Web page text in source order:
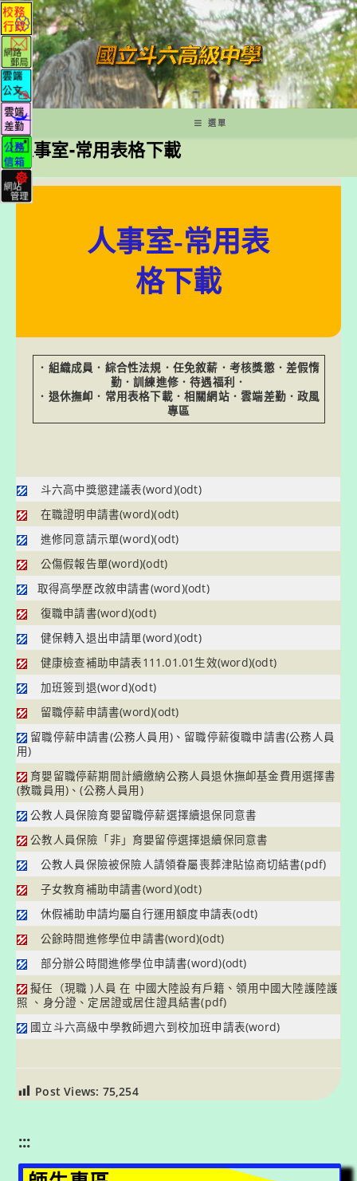
跳
轉
至
主
要
內
容
選單
人事室-常用表格下載
人事室-常用表
格下載
． 組織成員 ． 綜合性法規 ． 任免敘薪 ． 考核獎懲． 差假惰
勤．訓練進修 ．待遇福利 ．
． 退休撫卹 ． 常用表格下載．相關網站．雲端差勤．政風
專區
斗六高中獎懲建議表(word)(odt)
在職證明申請書(word)(odt)
進修同意請示單(word)(odt)
公傷假報告單(word)(odt)
取得高學歷改敘申請書(word)(odt)
復職申請書(word)(odt)
健保轉入退出申請單(word)(odt)
健康檢查補助申請表111.01.01生效(word)(odt)
加班簽到退(word)(odt)
留職停薪申請書(word)(odt)
留職停薪申請書(公務人員用) 、 留職停薪復職申請書(公務人員
用)
育嬰留職停薪期間計續繳納公務人員退休撫卹基金費用選擇書
(教職員用) 、(公務人員用)
公教人員保險育嬰留職停薪選擇續退保同意書
公教人員保險「非」育嬰留停選擇退續保同意書
公教人員保險被保險人請領眷屬喪葬津貼協商切結書(pdf)
子女教育補助申請書(word)(odt)
休假補助申請均屬自行運用額度申請表(odt)
公餘時間進修學位申請書(word)(odt)
部分辦公時間進修學位申請書(word)(odt)
擬任（現職 )人員 在 中國大陸設有戶籍、領用中國大陸護陸護
照 、身分證、定居證或居住證具結書(pdf)
國立斗六高級中學教師週六到校加班申請表(word)
Post Views: 75,254
:::